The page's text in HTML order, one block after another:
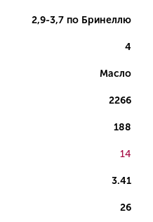
2,9-3,7 по Бринеллю
4
Масло
2266
188
14
3.41
26